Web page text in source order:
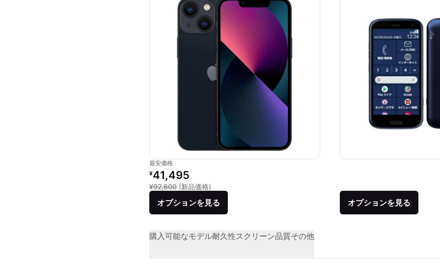
最安価格
リファービッシュ品の価格：
¥41,495
¥92,800 (新品価格)
オプションを見る オプションを見る
購入可能なモデル耐久性スクリーン品質その他